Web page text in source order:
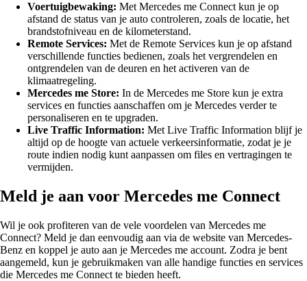
Voertuigbewaking: Met Mercedes me Connect kun je op
afstand de status van je auto controleren, zoals de locatie, het
brandstofniveau en de kilometerstand.
Remote Services: Met de Remote Services kun je op afstand
verschillende functies bedienen, zoals het vergrendelen en
ontgrendelen van de deuren en het activeren van de
klimaatregeling.
Mercedes me Store: In de Mercedes me Store kun je extra
services en functies aanschaffen om je Mercedes verder te
personaliseren en te upgraden.
Live Traffic Information: Met Live Traffic Information blijf je
altijd op de hoogte van actuele verkeersinformatie, zodat je je
route indien nodig kunt aanpassen om files en vertragingen te
vermijden.
Meld je aan voor Mercedes me Connect
Wil je ook profiteren van de vele voordelen van Mercedes me
Connect? Meld je dan eenvoudig aan via de website van Mercedes-
Benz en koppel je auto aan je Mercedes me account. Zodra je bent
aangemeld, kun je gebruikmaken van alle handige functies en services
die Mercedes me Connect te bieden heeft.